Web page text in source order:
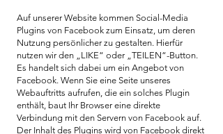
Auf unserer Website kommen Social-Media
Plugins von Facebook zum Einsatz, um deren
Nutzung persönlicher zu gestalten. Hierfür
nutzen wir den „LIKE“ oder „TEILEN“-Button.
Es handelt sich dabei um ein Angebot von
Facebook. Wenn Sie eine Seite unseres
Webauftritts aufrufen, die ein solches Plugin
enthält, baut Ihr Browser eine direkte
Verbindung mit den Servern von Facebook auf.
Der Inhalt des Plugins wird von Facebook direkt